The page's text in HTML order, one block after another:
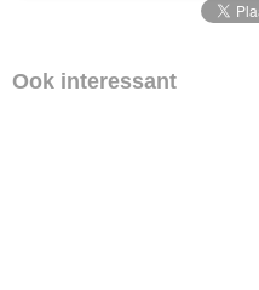
Ook interessant